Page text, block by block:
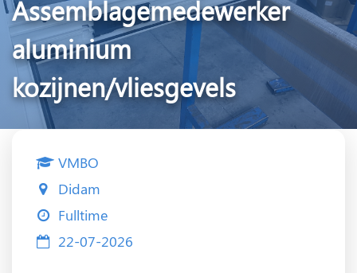
Assemblagemedewerker
aluminium
kozijnen/vliesgevels
VMBO
Didam
Fulltime
22-07-2026